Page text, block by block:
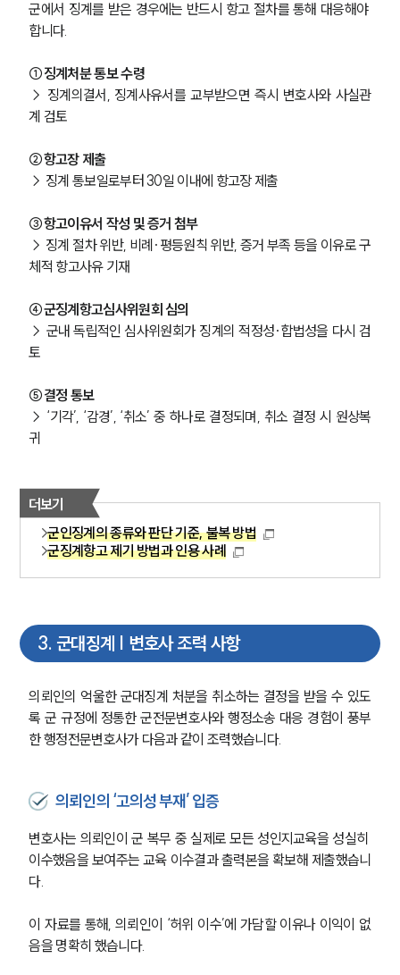
군에서 징계를 받은 경우에는 반드시 항고 절차를 통해 대응해야
합니다.
①징계처분 통보 수령
→ 징계의결서, 징계사유서를 교부받으면 즉시 변호사와 사실관
계 검토
②항고장 제출
→ 징계 통보일로부터 30일 이내에 항고장 제출
③항고이유서 작성 및 증거 첨부
→ 징계 절차 위반, 비례·평등원칙 위반, 증거 부족 등을 이유로 구
체적 항고사유 기재
④군징계항고심사위원회 심의
→ 군내 독립적인 심사위원회가 징계의 적정성·합법성을 다시 검
토
⑤결정 통보
→ ‘기각’, ‘감경’, ‘취소’ 중 하나로 결정되며, 취소 결정 시 원상복
귀
더보기
군인징계의 종류와 판단 기준, 불복 방법
군징계항고 제기 방법과 인용 사례
3. 군대징계 | 변호사 조력 사항
의뢰인의 억울한 군대징계 처분을 취소하는 결정을 받을 수 있도
록 군 규정에 정통한 군전문변호사와 행정소송 대응 경험이 풍부
한 행정전문변호사가 다음과 같이 조력했습니다.
의뢰인의 ‘고의성 부재’ 입증
변호사는 의뢰인이 군 복무 중 실제로 모든 성인지교육을 성실히
이수했음을 보여주는 교육 이수결과 출력본을 확보해 제출했습니
다.
이 자료를 통해, 의뢰인이 ‘허위 이수’에 가담할 이유나 이익이 없
음을 명확히 했습니다.